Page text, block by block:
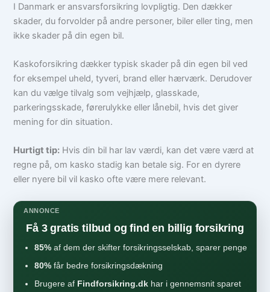
I Danmark er ansvarsforsikring lovpligtig. Den dækker
skader, du forvolder på andre personer, biler eller ting, men
ikke skader på din egen bil.
Kaskoforsikring dækker typisk skader på din egen bil ved
for eksempel uheld, tyveri, brand eller hærværk. Derudover
kan du vælge tilvalg som vejhjælp, glasskade,
parkeringsskade, førerulykke eller lånebil, hvis det giver
mening for din situation.
Hurtigt tip: Hvis din bil har lav værdi, kan det være værd at
regne på, om kasko stadig kan betale sig. For en dyrere
eller nyere bil vil kasko ofte være mere relevant.
ANNONCE
Få 3 gratis tilbud og find en billig forsikring
85% af dem der skifter forsikringsselskab, sparer penge
80% får bedre forsikringsdækning
Brugere af Findforsikring.dk har i gennemsnit sparet